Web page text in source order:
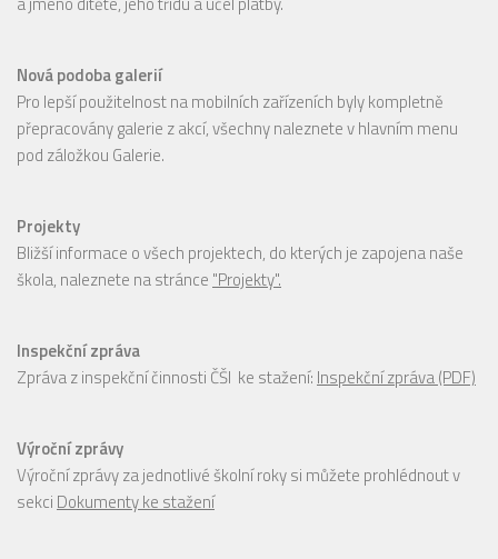
Nová podoba galerií
Pro lepší použitelnost na mobilních zařízeních byly kompletně
přepracovány galerie z akcí, všechny naleznete v hlavním menu
pod záložkou Galerie.
Projekty
Bližší informace o všech projektech, do kterých je zapojena naše
škola, naleznete na stránce "Projekty".
Inspekční zpráva
Zpráva z inspekční činnosti ČŠI ke stažení: Inspekční zpráva (PDF)
Výroční zprávy
Výroční zprávy za jednotlivé školní roky si můžete prohlédnout v
sekci Dokumenty ke stažení